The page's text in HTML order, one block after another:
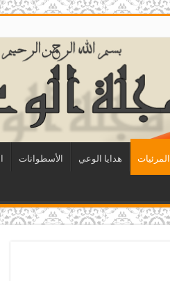
المرئيات هدايا الوعي الأسطوانات